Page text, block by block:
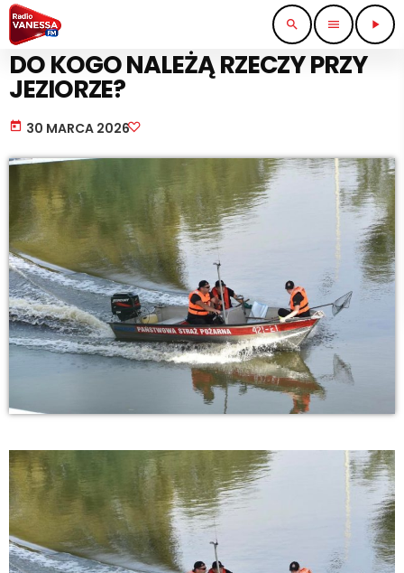
search menu play_arrow
STRAŻ I POLICJA
DO KOGO NALEŻĄ RZECZY PRZY
JEZIORZE?
today 30 MARCA 2026